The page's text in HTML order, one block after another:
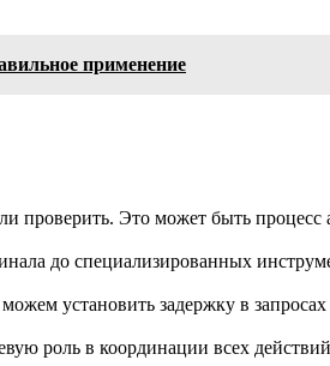
применение
проверить. Это может быть
до специализированных
установить задержку в запросах
роль в координации всех